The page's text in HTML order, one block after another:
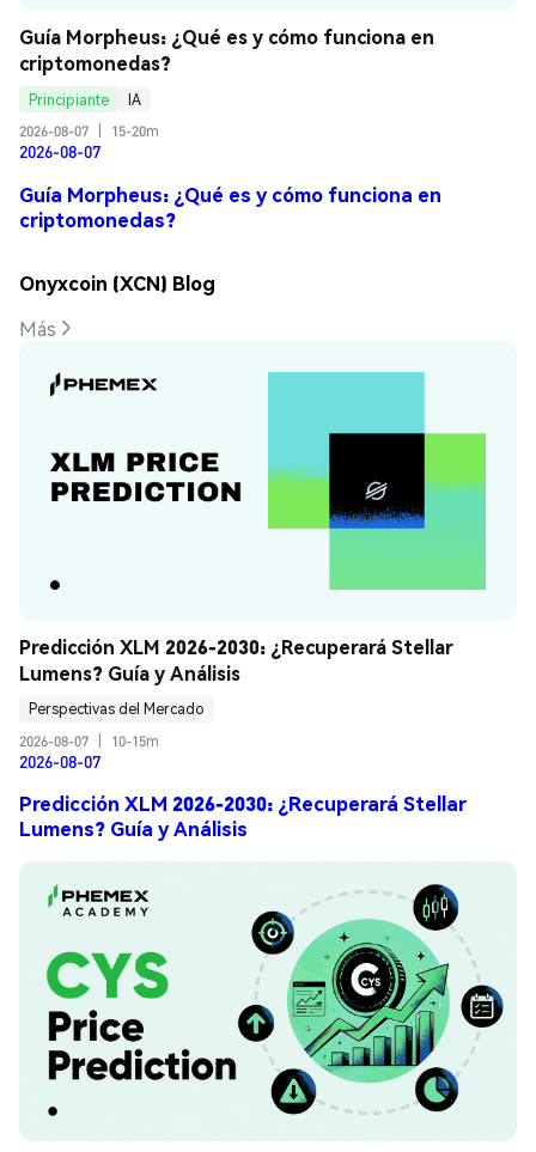
Guía Morpheus: ¿Qué es y cómo funciona en
criptomonedas?
Principiante
IA
2026-08-07
15-20m
2026-08-07
Guía Morpheus: ¿Qué es y cómo funciona en
criptomonedas?
Onyxcoin (XCN) Blog
Más
Predicción XLM 2026-2030: ¿Recuperará Stellar
Lumens? Guía y Análisis
Perspectivas del Mercado
2026-08-07
10-15m
2026-08-07
Predicción XLM 2026-2030: ¿Recuperará Stellar
Lumens? Guía y Análisis